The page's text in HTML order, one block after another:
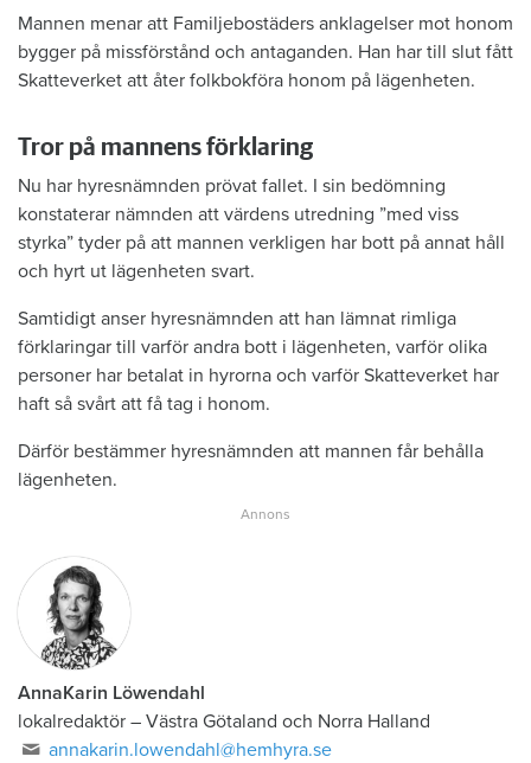
Mannen menar att Familjebostäders anklagelser mot honom
bygger på missförstånd och antaganden. Han har till slut fått
Skatteverket att åter folkbokföra honom på lägenheten.
Tror på mannens förklaring
Nu har hyresnämnden prövat fallet. I sin bedömning
konstaterar nämnden att värdens utredning ”med viss
styrka” tyder på att mannen verkligen har bott på annat håll
och hyrt ut lägenheten svart.
Samtidigt anser hyresnämnden att han lämnat rimliga
förklaringar till varför andra bott i lägenheten, varför olika
personer har betalat in hyrorna och varför Skatteverket har
haft så svårt att få tag i honom.
Därför bestämmer hyresnämnden att mannen får behålla
lägenheten.
AnnaKarin Löwendahl
lokalredaktör – Västra Götaland och Norra Halland
annakarin.lowendahl@hemhyra.se